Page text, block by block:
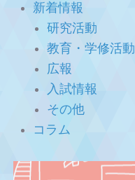
新着情報
研究活動
教育・学修活動
広報
入試情報
その他
コラム